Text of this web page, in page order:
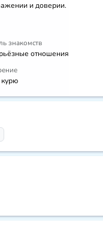
и доверии.
знакомств
отношения